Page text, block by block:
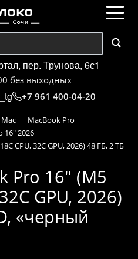
пер. Трунова, 6с1
без выходных
+7 961 400-04-20
Mac
MacBook Pro
16" 2026
CPU, 32C GPU, 2026) 48 ГБ, 2 ТБ
Pro 16" (M5
GPU, 2026)
«черный